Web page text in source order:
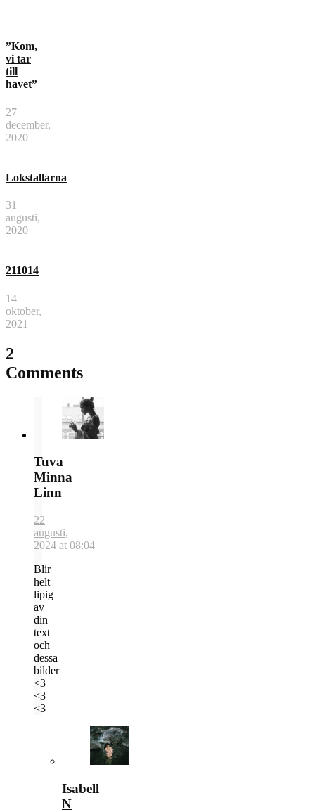
”Kom,
vi tar
till
havet”
27
december,
2020
Lokstallarna
31
augusti,
2020
211014
14
oktober,
2021
2
Comments
Tuva
Minna
Linn
22
augusti,
2024 at 08:04
Blir
helt
lipig
av
din
text
och
dessa
bilder
<3
<3
<3
Isabell
N